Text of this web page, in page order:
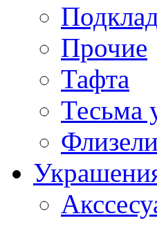
Прочие
Тафта
Тесьма